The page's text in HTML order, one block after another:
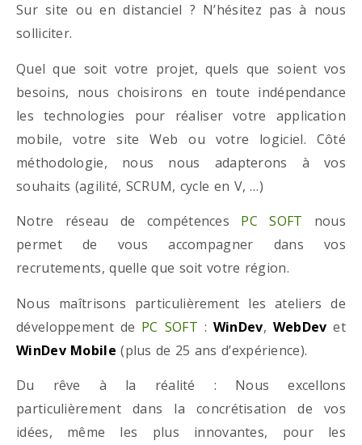
Sur site ou en distanciel ? N’hésitez pas à nous
solliciter.
Quel que soit votre projet, quels que soient vos
besoins, nous choisirons en toute indépendance
les technologies pour réaliser votre application
mobile, votre site Web ou votre logiciel. Côté
méthodologie, nous nous adapterons à vos
souhaits (agilité, SCRUM, cycle en V, …)
Notre réseau de compétences PC SOFT nous
permet de vous accompagner dans vos
recrutements, quelle que soit votre région.
Nous maîtrisons particulièrement les ateliers de
développement de PC SOFT : WinDev, WebDev et
WinDev Mobile (plus de 25 ans d’expérience).
Du rêve à la réalité : Nous excellons
particulièrement dans la concrétisation de vos
idées, même les plus innovantes, pour les